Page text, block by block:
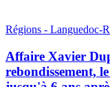
Régions - Languedoc-
Affaire Xavier
rebondissement,